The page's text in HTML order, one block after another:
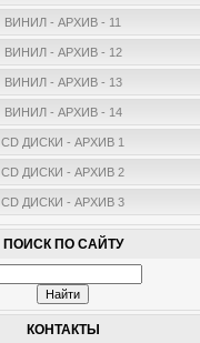
ВИНИЛ - АРХИВ - 11
ВИНИЛ - АРХИВ - 12
ВИНИЛ - АРХИВ - 13
ВИНИЛ - АРХИВ - 14
CD ДИСКИ - АРХИВ 1
CD ДИСКИ - АРХИВ 2
CD ДИСКИ - АРХИВ 3
ПОИСК ПО САЙТУ
КОНТАКТЫ